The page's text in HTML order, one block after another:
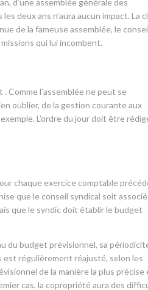
d’une assemblée générale des
deux ans n’aura aucun impact. La
de la fameuse assemblée, le
qui lui incombent.
Comme l’assemblée ne peut se
oublier, de la gestion courante aux
L’ordre du jour doit être
chaque exercice comptable
que le conseil syndical soit associé
que le syndic doit établir le budget
du budget prévisionnel, sa
est régulièrement réajusté, selon les
de la manière la plus précise
cas, la copropriété aura des